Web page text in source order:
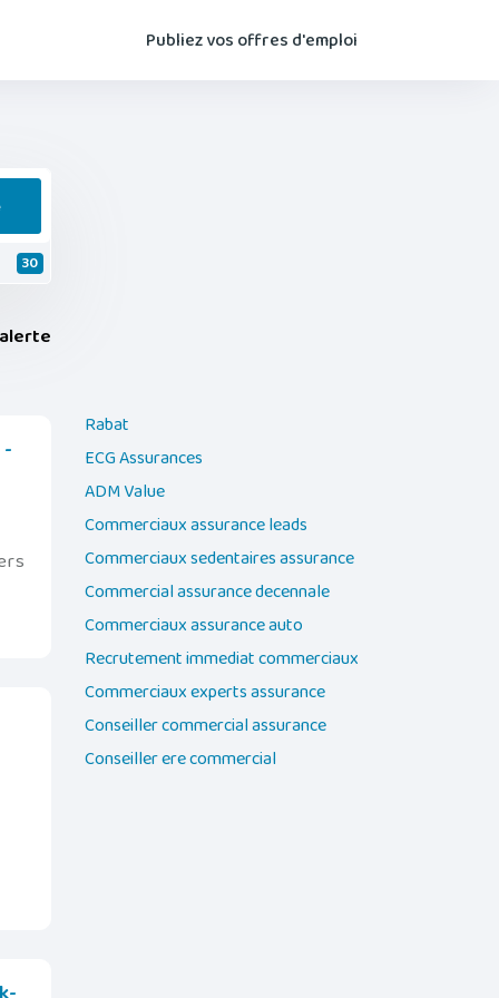
Publiez vos offres d'emploi
30
Rabat
ECG Assurances
ADM Value
Commerciaux assurance leads
Commerciaux sedentaires assurance
Commercial assurance decennale
Commerciaux assurance auto
Recrutement immediat commerciaux
Commerciaux experts assurance
Conseiller commercial assurance
Conseiller ere commercial